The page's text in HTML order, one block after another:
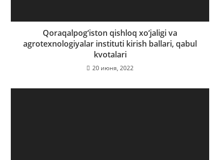
Qoraqalpog‘iston qishloq xo‘jaligi va
agrotexnologiyalar instituti kirish ballari, qabul
kvotalari
20 июня, 2022